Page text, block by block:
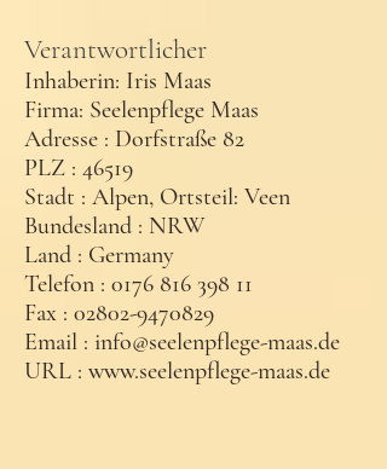
Verantwortlicher
Inhaberin: Iris Maas
Firma: Seelenpflege Maas
Adresse : Dorfstraße 82
PLZ : 46519
Stadt : Alpen, Ortsteil: Veen
Bundesland : NRW
Land : Germany
Telefon : 0176 816 398 11
Fax : 02802-9470829
Email : info@seelenpflege-maas.de
URL : www.seelenpflege-maas.de